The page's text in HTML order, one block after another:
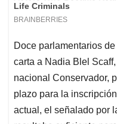
Doce parlamentarios
carta a Nadia Blel
nacional Conservador,
plazo para la
actual, el señalado por